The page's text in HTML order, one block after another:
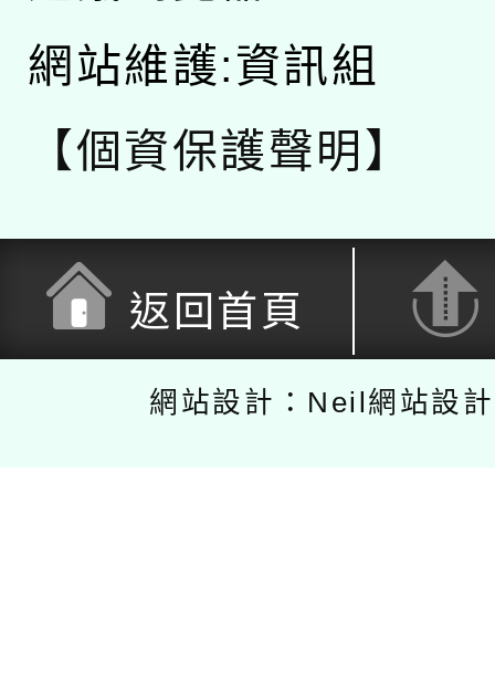
網站維護:資訊組
【個資保護聲明】
返回首頁
網站設計：Neil網站設